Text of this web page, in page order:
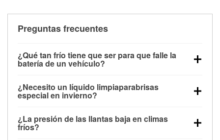
Preguntas frecuentes
¿Qué tan frío tiene que ser para que falle la
batería de un vehículo?
debajo de los 32 °F y puede perder hasta la mitad de
su potencia de arranque cerca de los 0 °F, lo que
arranque.
¿Necesito un líquido limpiaparabrisas
especial en invierno?
la congelación y ayuda a disolver la sal y la nieve
derretida en la carretera para mejorar la visibilidad.
¿La presión de las llantas baja en climas
fríos?